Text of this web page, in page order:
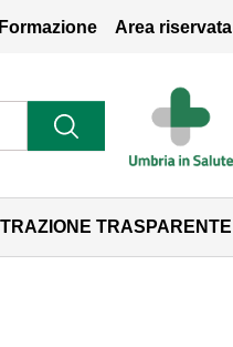
Formazione Area riservata
TRASPARENTE